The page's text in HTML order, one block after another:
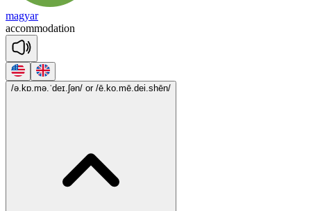
magyar
accommodation
/ə.kɒ.mə.ˈdeɪ.ʃən/ or /ē.ko.mē.dei.shēn/